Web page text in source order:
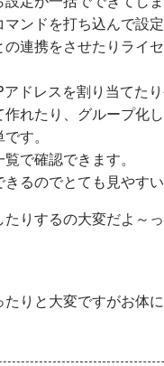
ンドを打ち込んで設
連携をさせたりライ
ドレスを割り当てたり
れたり、グループ化
す。
で確認できます。
るのでとても見やすい
りするの大変だよ～
りと大変ですがお体